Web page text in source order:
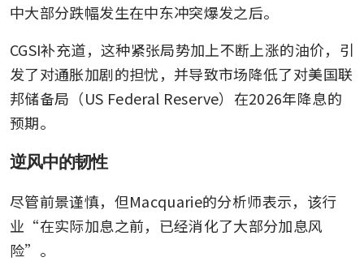
中大部分跌幅发生在中东冲突爆发之后。
CGSI补充道，这种紧张局势加上不断上涨的油价，引
发了对通胀加剧的担忧，并导致市场降低了对美国联
邦储备局（US Federal Reserve）在2026年降息的
预期。
逆风中的韧性
尽管前景谨慎，但Macquarie的分析师表示，该行
业“在实际加息之前，已经消化了大部分加息风
险”。